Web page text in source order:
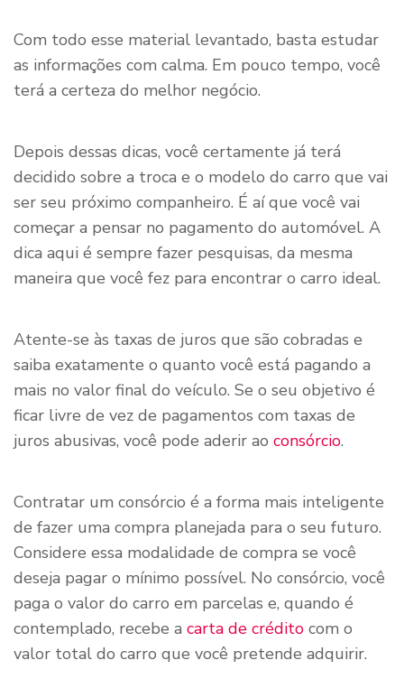
Com todo esse material levantado, basta estudar
as informações com calma. Em pouco tempo, você
terá a certeza do melhor negócio.
Depois dessas dicas, você certamente já terá
decidido sobre a troca e o modelo do carro que vai
ser seu próximo companheiro. É aí que você vai
começar a pensar no pagamento do automóvel. A
dica aqui é sempre fazer pesquisas, da mesma
maneira que você fez para encontrar o carro ideal.
Atente-se às taxas de juros que são cobradas e
saiba exatamente o quanto você está pagando a
mais no valor final do veículo. Se o seu objetivo é
ficar livre de vez de pagamentos com taxas de
juros abusivas, você pode aderir ao consórcio.
Contratar um consórcio é a forma mais inteligente
de fazer uma compra planejada para o seu futuro.
Considere essa modalidade de compra se você
deseja pagar o mínimo possível. No consórcio, você
paga o valor do carro em parcelas e, quando é
contemplado, recebe a carta de crédito com o
valor total do carro que você pretende adquirir.